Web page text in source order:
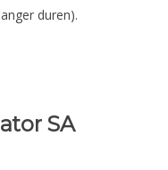
duren).
SA